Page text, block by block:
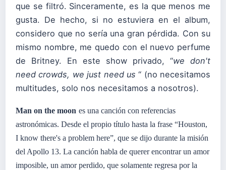
que se filtró. Sinceramente, es la que menos me
gusta. De hecho, si no estuviera en el album,
considero que no sería una gran pérdida. Con su
mismo nombre, me quedo con el nuevo perfume
de Britney. En este show privado, “we don't
need crowds, we just need us “ (no necesitamos
multitudes, solo nos necesitamos a nosotros).
Man on the moon es una canción con referencias
astronómicas. Desde el propio título hasta la frase “Houston,
I know there's a problem here”, que se dijo durante la misión
del Apollo 13. La canción habla de querer encontrar un amor
imposible, un amor perdido, que solamente regresa por la